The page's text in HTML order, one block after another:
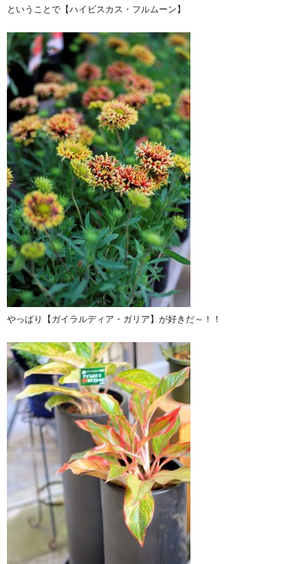
ということで【ハイビスカス・フルムーン】
やっぱり【ガイラルディア・ガリア】が好きだ～！！